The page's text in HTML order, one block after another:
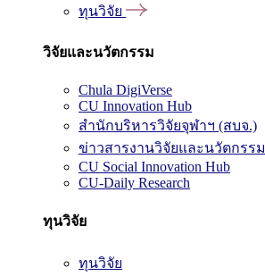
ทุนวิจัย
วิจัยและนวัตกรรม
Chula DigiVerse
CU Innovation Hub
สำนักบริหารวิจัยจุฬาฯ (สบจ.)
ข่าวสารงานวิจัยและนวัตกรรม
CU Social Innovation Hub
CU-Daily Research
ทุนวิจัย
ทุนวิจัย